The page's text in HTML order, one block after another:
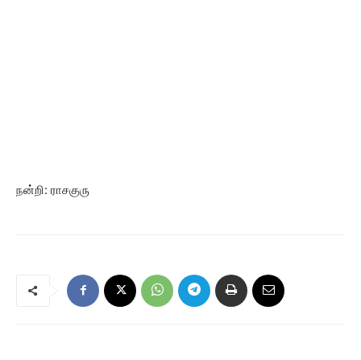
நன்றி: ராசகுரு